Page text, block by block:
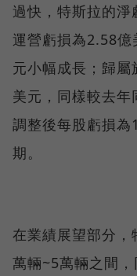
過快，特斯拉的
運營虧損為2.58
元小幅成長；歸
美元，同樣較去年
調整後每股虧損
期。
在業績展望部分
萬輛~5萬輛之間